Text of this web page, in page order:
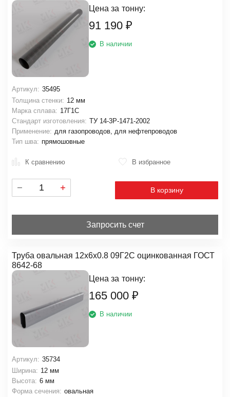
Цена за тонну:
91 190 ₽
В наличии
Артикул: 35495
Толщина стенки: 12 мм
Марка сплава: 17Г1С
Стандарт изготовления: ТУ 14-3Р-1471-2002
Применение: для газопроводов, для нефтепроводов
Тип шва: прямошовные
К сравнению В избранное
В корзину
Запросить счет
Труба овальная 12х6х0.8 09Г2С оцинкованная ГОСТ
8642-68
Цена за тонну:
165 000 ₽
В наличии
Артикул: 35734
Ширина: 12 мм
Высота: 6 мм
Форма сечения: овальная